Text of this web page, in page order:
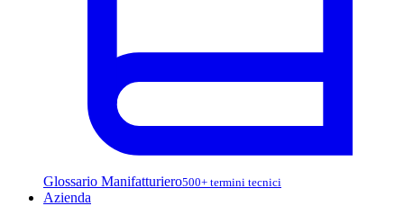
Glossario Manifatturiero500+ termini tecnici
Azienda